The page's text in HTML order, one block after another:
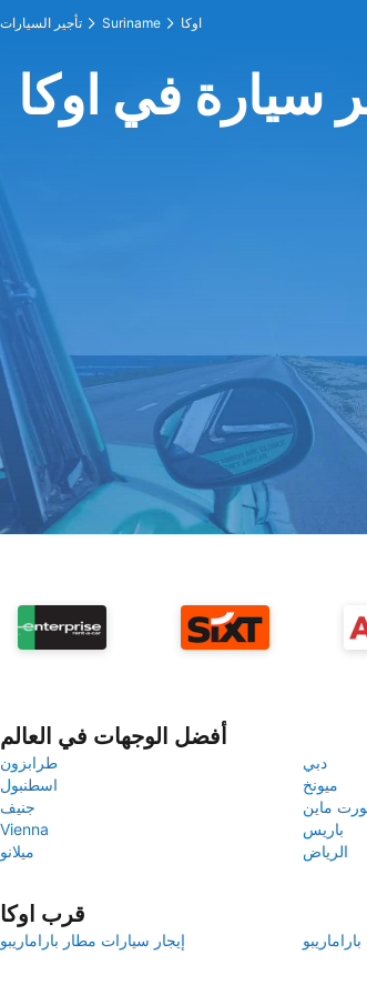
تأجير السيارات Suriname اوكا
سيارة في اوكا
أفضل الوجهات في العالم
طرابزون
دبي
اسطنبول
ميونخ
جنيف
ماين
Vienna
باريس
ميلانو
الرياض
قرب اوكا
إيجار سيارات مطار باراماريبو